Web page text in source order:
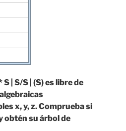
S | S/S | (S) es libre de
x, y, z. Comprueba si
obtén su árbol de